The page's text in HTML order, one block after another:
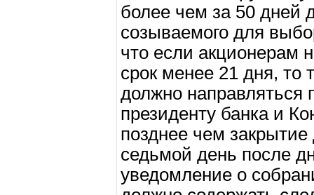
более чем за 50 дней
созываемого для
что если акционерам
срок менее 21 дня, то
должно направляться
президенту банка и
позднее чем
седьмой день после
уведомление о